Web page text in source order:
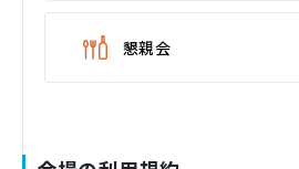
懇親会